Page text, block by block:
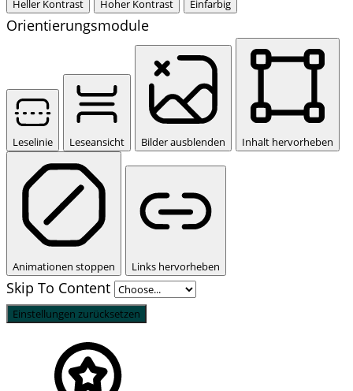
Heller Kontrast Hoher Kontrast Einfarbig
Orientierungsmodule
Leselinie Leseansicht Bilder ausblenden Inhalt hervorheben
Animationen stoppen Links hervorheben
Skip To Content
Einstellungen zurücksetzen